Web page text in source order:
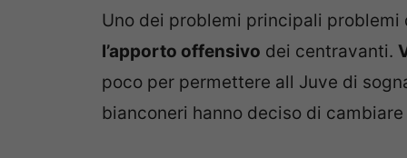
Uno dei problemi principali
l’apporto offensivo dei centravanti.
poco per permettere all Juve di
bianconeri hanno deciso di cambiare